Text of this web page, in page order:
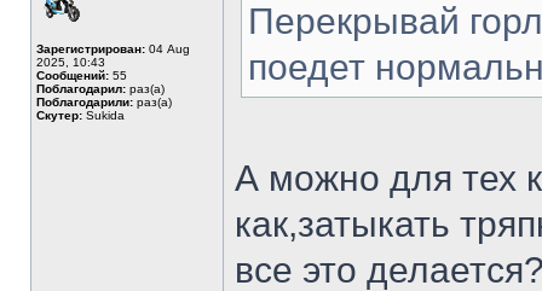
Зарегистрирован: 04 Aug
2025, 10:43
Сообщений: 55
Поблагодарил: раз(а)
Поблагодарили: раз(а)
Скутер: Sukida
Перекрывай
поедет
А можно для тех
как,затыкать
все это